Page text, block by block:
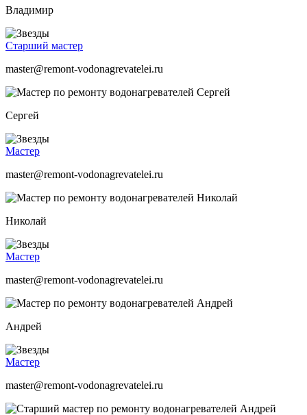
Владимир
Старший мастер
master@remont-vodonagrevatelei.ru
Сергей
Мастер
master@remont-vodonagrevatelei.ru
Николай
Мастер
master@remont-vodonagrevatelei.ru
Андрей
Мастер
master@remont-vodonagrevatelei.ru